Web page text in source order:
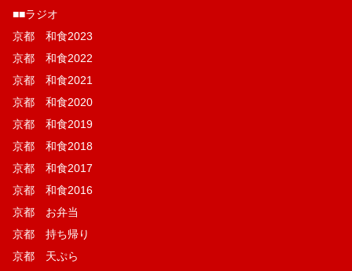
■■ラジオ
京都 和食2023
京都 和食2022
京都 和食2021
京都 和食2020
京都 和食2019
京都 和食2018
京都 和食2017
京都 和食2016
京都 お弁当
京都 持ち帰り
京都 天ぷら